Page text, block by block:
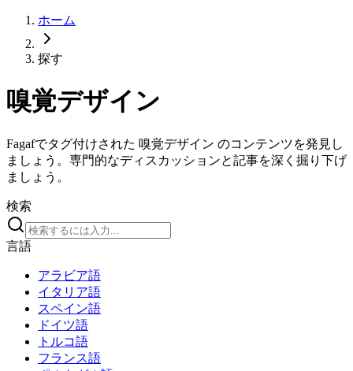
ホーム
探す
嗅覚デザイン
Fagafでタグ付けされた 嗅覚デザイン のコンテンツを発見し
ましょう。専門的なディスカッションと記事を深く掘り下げ
ましょう。
検索
言語
アラビア語
イタリア語
スペイン語
ドイツ語
トルコ語
フランス語